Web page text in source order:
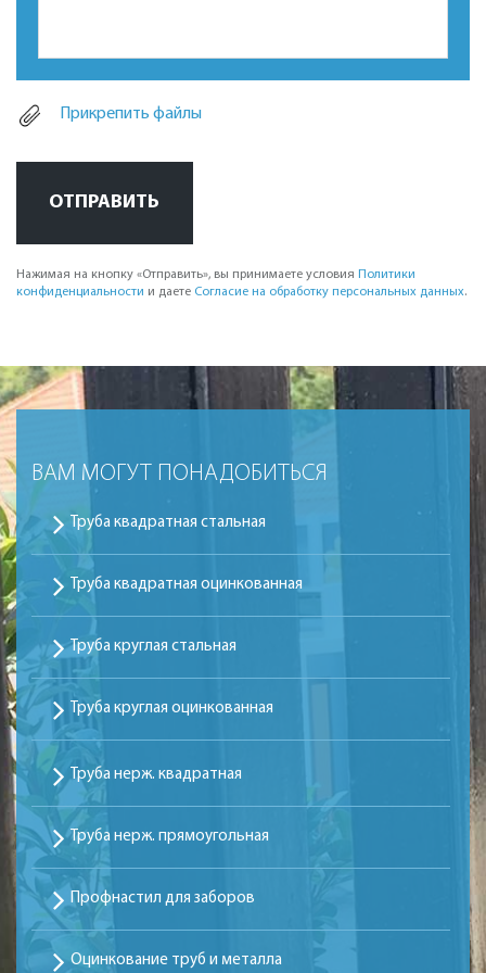
Прикрепить файлы
ОТПРАВИТЬ
Нажимая на кнопку «Отправить», вы принимаете условия Политики
конфиденциальности и даете Согласие на обработку персональных данных.
ВАМ МОГУТ ПОНАДОБИТЬСЯ
Труба квадратная стальная
Труба квадратная оцинкованная
Труба круглая стальная
Труба круглая оцинкованная
Труба нерж. квадратная
Труба нерж. прямоугольная
Профнастил для заборов
Оцинкование труб и металла